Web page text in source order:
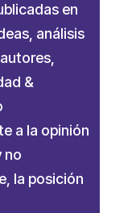
en
análisis
&
a la opinión
no
la posición